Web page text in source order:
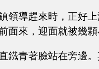
領導趕來時，正好
面來，迎面就被幾
鐵青著臉站在旁邊